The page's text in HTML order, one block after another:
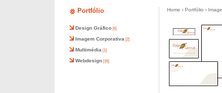
Portfólio
Design Gráfico [6]
Imagem Corporativa [2]
Multimédia [1]
Webdesign [16]
Home › Portfólio ›